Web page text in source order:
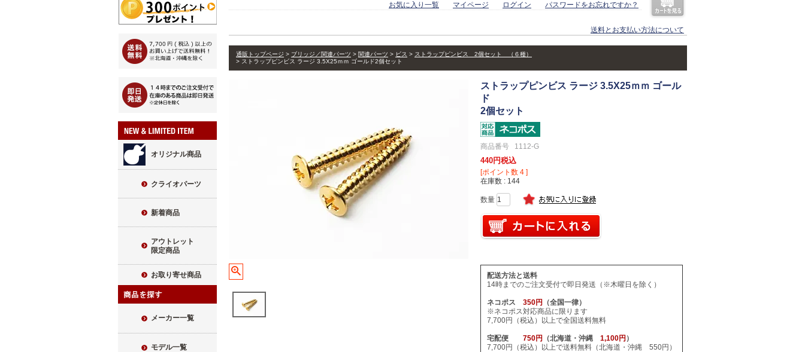
オリジナル商品
クライオパーツ
新着商品
アウトレット
限定商品
お取り寄せ商品
メーカー一覧
モデル一覧
お気に入り一覧 マイページ ログイン パスワードをお忘れですか？
送料とお支払い方法について
通販トップページ ブリッジ／関連パーツ 関連パーツ ビス
ストラップピンビス 2個セット （６種）
ストラップピンビス ラージ 3.5X25ｍｍ ゴールド2個セット
ストラップピンビス ラージ 3.5X25ｍｍ ゴール
ド
2個セット
商品番号 1112-G
440 税込
[ポイント数 4 ]
在庫数
144
配送方法と送料
14時までのご注文受付で即日発送（※木曜日を除く）
ネコポス 350円
（全国一律）
※ネコポス対応商品に限ります
7,700円（税込）以上で全国送料無料
宅配便 750円 （北海道・沖縄 1,100円 ）
7,700円（税込）以上で送料無料（北海道・沖縄 550円）